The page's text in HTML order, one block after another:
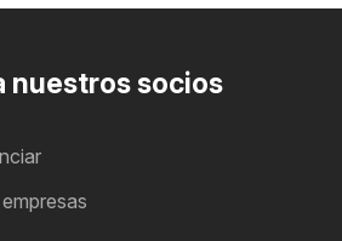
nuestros socios